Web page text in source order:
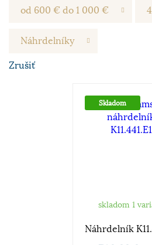
od 600 € do 1 000 €
Náhrdelníky
Zrušiť
Skladom
skladom 1
Náhrdelník